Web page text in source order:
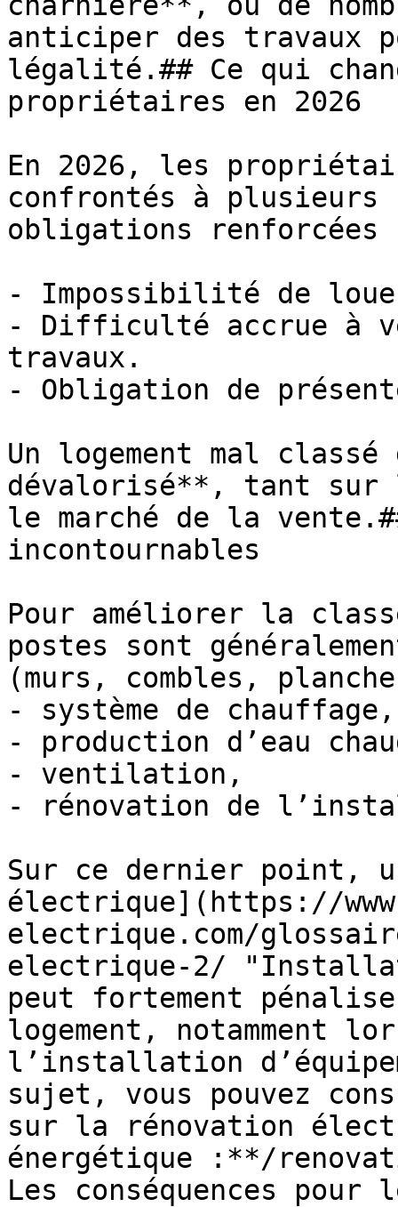
anticiper des travaux
légalité.## Ce qui
propriétaires en 2026
En 2026, les
confrontés à plusieurs
obligations renforcées
- Impossibilité de
- Difficulté accrue à
travaux.
- Obligation de
Un logement mal
dévalorisé**, tant sur
le marché de la
incontournables
Pour améliorer la
postes sont
(murs, combles,
- système de chauffage,
- production d’eau
- ventilation,
- rénovation de
Sur ce dernier point,
électrique](https://
electrique.com/
electrique-2/
peut fortement
logement, notamment
l’installation
sujet, vous pouvez
sur la rénovation
énergétique :**/
Les conséquences